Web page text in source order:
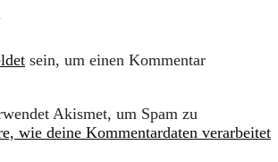
sein, um einen Kommentar
Akismet, um Spam zu
wie deine Kommentardaten verarbeitet